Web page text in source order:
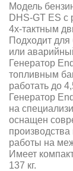
Модель
DHS-GT ES с
4х-тактным
Подходит для
или
Генератор
топливным
работать до
Генератор
на
оснащен
работы на
Имеет
137 кг.